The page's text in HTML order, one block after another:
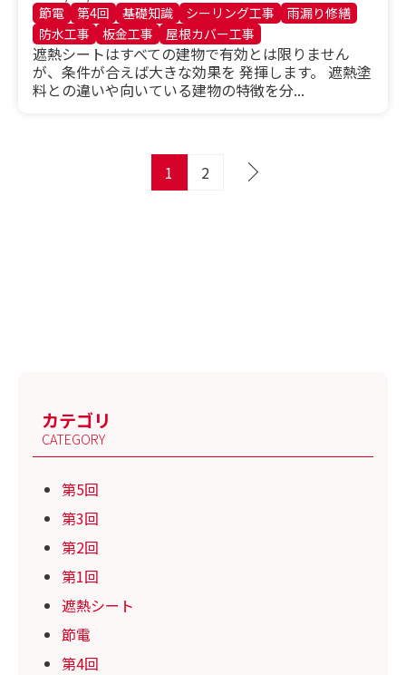
節電 第4回 基礎知識 シーリング工事
雨漏り修繕
防水工事
板金工事 屋根カバー工事
遮熱シートはすべての建物で有効とは限りません
が、条件が合えば大きな効果を 発揮します。 遮熱塗
料との違いや向いている建物の特徴を分...
1 2
カテゴリ
CATEGORY
第5回
第3回
第2回
第1回
遮熱シート
節電
第4回